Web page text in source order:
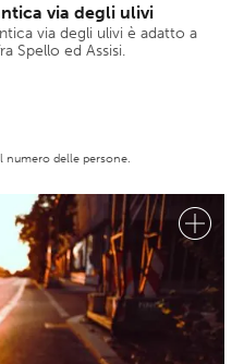
via degli ulivi
via degli ulivi è adatto a
Spello ed Assisi.
numero delle persone.